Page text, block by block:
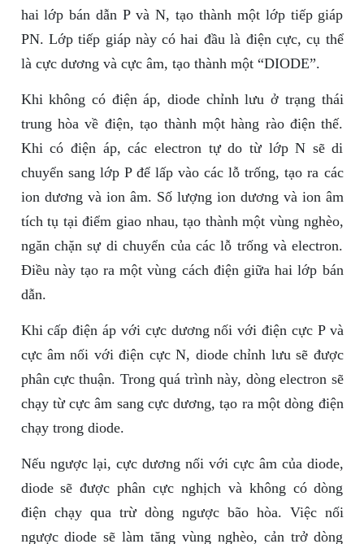
hai lớp bán dẫn P và N, tạo thành một lớp tiếp giáp
PN. Lớp tiếp giáp này có hai đầu là điện cực, cụ thể
là cực dương và cực âm, tạo thành một “DIODE”.
Khi không có điện áp, diode chỉnh lưu ở trạng thái
trung hòa về điện, tạo thành một hàng rào điện thế.
Khi có điện áp, các electron tự do từ lớp N sẽ di
chuyển sang lớp P để lấp vào các lỗ trống, tạo ra các
ion dương và ion âm. Số lượng ion dương và ion âm
tích tụ tại điểm giao nhau, tạo thành một vùng nghèo,
ngăn chặn sự di chuyển của các lỗ trống và electron.
Điều này tạo ra một vùng cách điện giữa hai lớp bán
dẫn.
Khi cấp điện áp với cực dương nối với điện cực P và
cực âm nối với điện cực N, diode chỉnh lưu sẽ được
phân cực thuận. Trong quá trình này, dòng electron sẽ
chạy từ cực âm sang cực dương, tạo ra một dòng điện
chạy trong diode.
Nếu ngược lại, cực dương nối với cực âm của diode,
diode sẽ được phân cực nghịch và không có dòng
điện chạy qua trừ dòng ngược bão hòa. Việc nối
ngược diode sẽ làm tăng vùng nghèo, cản trở dòng